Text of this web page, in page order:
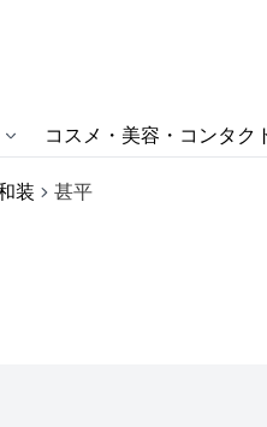
コスメ・美容・コンタク
装 甚平